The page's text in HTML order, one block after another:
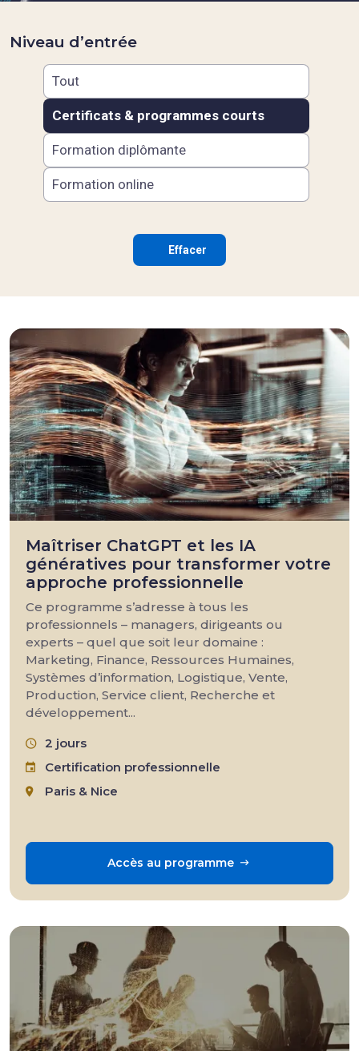
Niveau d’entrée
Tout
Certificats & programmes courts
Formation diplômante
Formation online
Maîtriser ChatGPT et les IA
génératives pour transformer votre
approche professionnelle
Ce programme s’adresse à tous les
professionnels – managers, dirigeants ou
experts – quel que soit leur domaine :
Marketing, Finance, Ressources Humaines,
Systèmes d’information, Logistique, Vente,
Production, Service client, Recherche et
développement...
2 jours
Certification professionnelle
Paris & Nice
Accès au programme